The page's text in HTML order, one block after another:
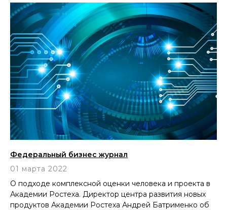
Федеральный бизнес журнал
01 марта 2022
О подходе комплексной оценки человека и проекта в
Академии Ростеха. Директор центра развития новых
продуктов Академии Ростеха Андрей Батрименко об